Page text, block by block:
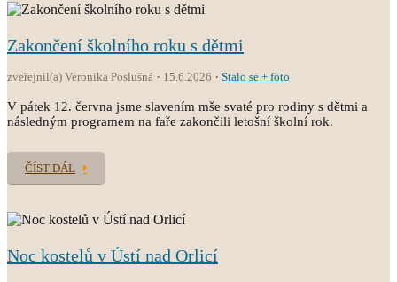
Zakončení školního roku s dětmi
zveřejnil(a) Veronika Poslušná 15.6.2026 Stalo se + foto
V pátek 12. června jsme slavením mše svaté pro rodiny s dětmi a
následným programem na faře zakončili letošní školní rok.
ČÍST DÁL
Noc kostelů v Ústí nad Orlicí